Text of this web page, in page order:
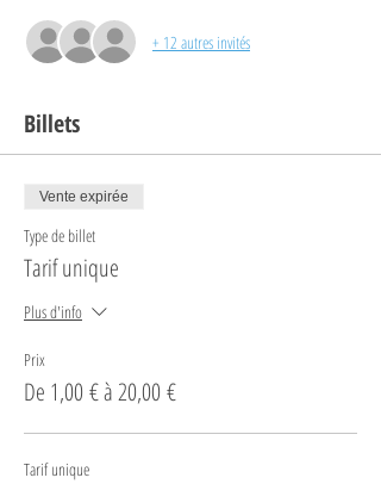
+ 12 autres invités
Billets
Vente expirée
Type de billet
Tarif unique
Plus d'info
Prix
De 1,00 € à 20,00 €
Tarif unique